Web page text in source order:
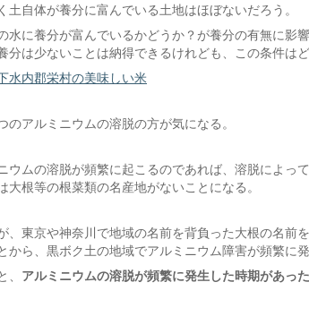
土自体が養分に富んでいる土地はほぼないだろう。
水に養分が富んでいるかどうか？が養分の有無に影
分は少ないことは納得できるけれども、この条件は
水内郡栄村の美味しい米
のアルミニウムの溶脱の方が気になる。
ウムの溶脱が頻繁に起こるのであれば、溶脱によっ
大根等の根菜類の名産地がないことになる。
、東京や神奈川で地域の名前を背負った大根の名前
から、黒ボク土の地域でアルミニウム障害が頻繁に
、 アルミニウムの溶脱が頻繁に発生した時期があっ